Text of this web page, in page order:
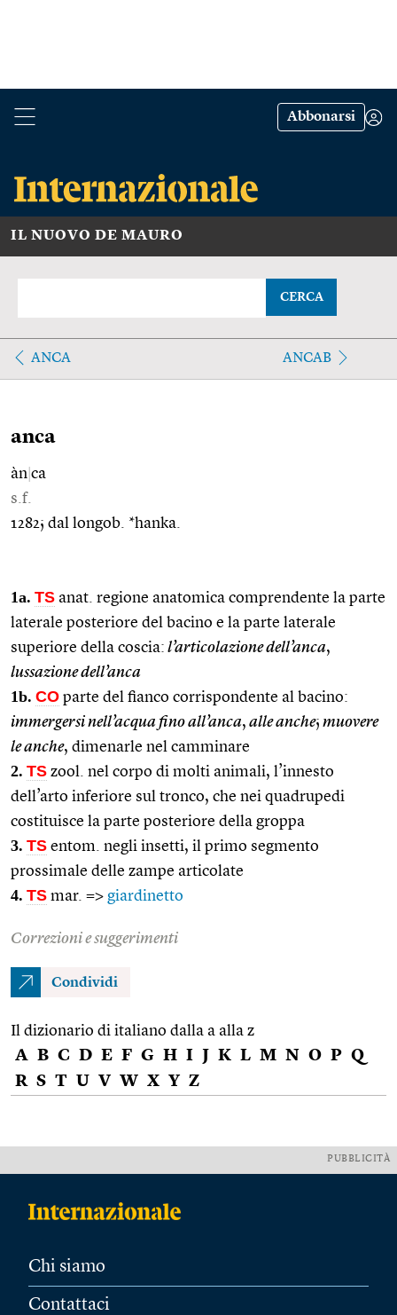
Abbonarsi
IL NUOVO DE MAURO
CERCA
ANCA ANCAB
anca
àn ca
s.f.
1282; dal longob. *hanka.
1a. TS anat. regione anatomica comprendente la parte
laterale posteriore del bacino e la parte laterale
superiore della coscia: l’articolazione dell’anca,
lussazione dell’anca
1b. CO parte del fianco corrispondente al bacino:
immergersi nell’acqua fino all’anca, alle anche; muovere
le anche, dimenarle nel camminare
2. TS zool. nel corpo di molti animali, l’innesto
dell’arto inferiore sul tronco, che nei quadrupedi
costituisce la parte posteriore della groppa
3. TS entom. negli insetti, il primo segmento
prossimale delle zampe articolate
4. TS mar. => giardinetto
Correzioni e suggerimenti
Condividi
Il dizionario di italiano dalla a alla z
A B C D E F G H I J K L M N O P Q
R S T U V W X Y Z
PUBBLICITÀ
Chi siamo
Contattaci